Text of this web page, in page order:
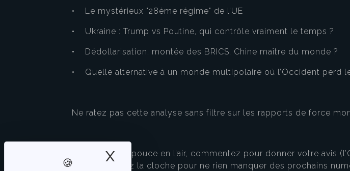
X Masquer le bandeau des cookies
• Le mystérieux "28ème régime" de l’UE
• Ukraine : Trump vs Poutine, qui contrôle vraiment le temps ?
• Dédollarisation, montée des BRICS, Chine maître du monde ?
• Quelle alternative à un monde multipolaire où l’Occident perd
Ne ratez pas cette analyse sans filtre sur les rapports de force
Cliquez sur le pouce en l’air, commentez pour donner votre avis
vous et activez la cloche pour ne rien manquer des prochains